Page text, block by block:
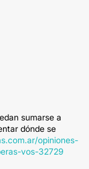
sumarse a
dónde se
opiniones-
vos-32729